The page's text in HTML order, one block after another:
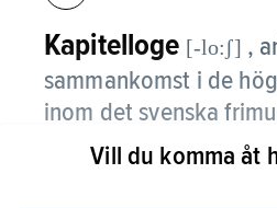
Kapitelloge [-lo:ʃ] ,
sammankomst i de
inom det svenska
Vill du komma åt